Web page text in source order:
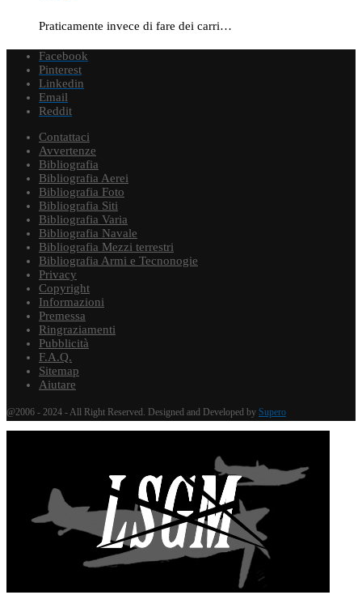
Praticamente invece di fare dei carri…
Facebook
Pinterest
Linkedin
Email
Reddit
Contattaci
Avvertenze
Bibliografia
Bibliografia Aerei
Bibliografia Foto
Bibliografia Siti
Bibliografia Varia
Bibliografia Navale
Bibliografia Mezzi terrestri
Bibliografia Armi e Tecnonogie
Privacy
Copyright
Informazioni
Premessa
Ringraziamenti
Pubblicità
F.A.Q.
Sitemap
Aiutare
@2006 - 2024 - All Right Reserved. Designed and Developed by Supero